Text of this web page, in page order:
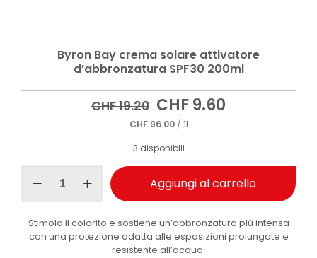
Byron Bay crema solare attivatore
d’abbronzatura SPF30 200ml
CHF19.20 Il
prezzo
originale
era:
CHF 19.20.
CHF9.60
CHF96.00/ 1l
3 disponibili
Bay
attivatore
d’abbronzatura
Aggiungi al carrello
Stimola il colorito e sostiene un’abbronzatura più intensa
con una protezione adatta alle esposizioni prolungate e
resistente all’acqua.